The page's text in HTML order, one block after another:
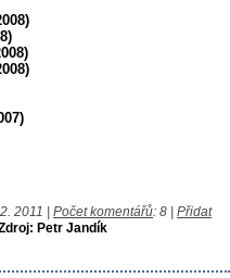
2011 | Počet komentářů: 8 | Přidat
Zdroj: Petr Jandík